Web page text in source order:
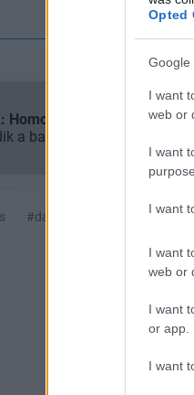
Opted
Google
I want
web or
I want
I want
I want
web or
I want
or app.
I want
Homok, zene és a nyár
a balatoni strandröplabda-
#dave filoni #nik